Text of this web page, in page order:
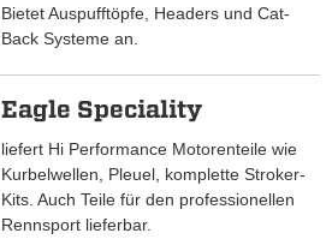
Bietet Auspufftöpfe, Headers und Cat-
Back Systeme an.
Eagle Speciality
liefert Hi Performance Motorenteile wie
Kurbelwellen, Pleuel, komplette Stroker-
Kits. Auch Teile für den professionellen
Rennsport lieferbar.